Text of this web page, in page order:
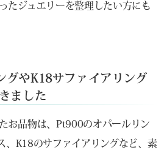
たジュエリーを整理したい方にも
グやK18サファイアリング
ました
お品物は、Pt900のオパールリン
、K18のサファイアリングなど、素